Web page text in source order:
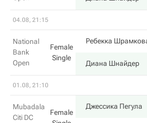
04.08, 21:15
National
Bank
Open
Female
Single
Ребекка
Диана Шнайдер
01.08, 21:10
Mubadala
Citi DC
Female
Джессика Пегула